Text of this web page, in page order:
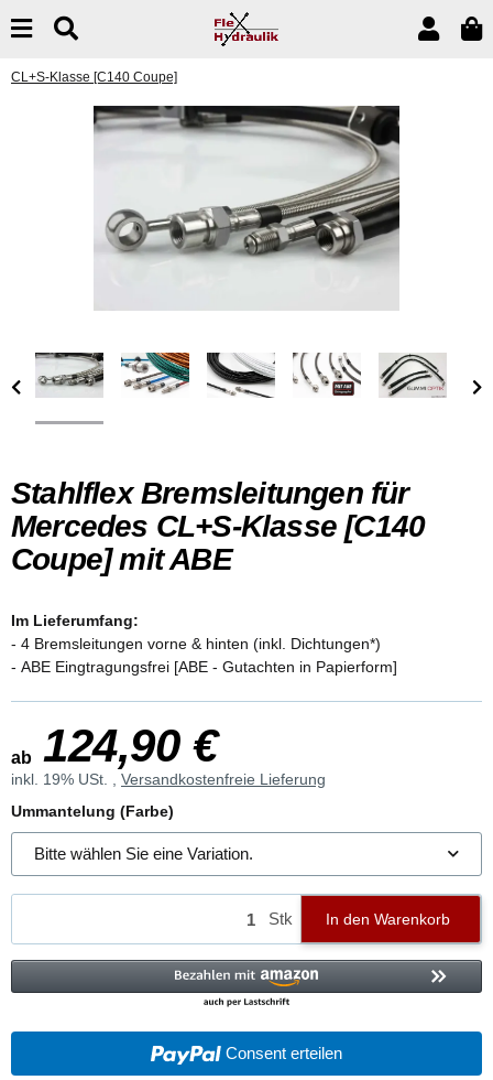
CL+S-Klasse [C140 Coupe]
Stahlflex Bremsleitungen für
Mercedes CL+S-Klasse [C140
Coupe] mit ABE
Im Lieferumfang:
- 4 Bremsleitungen vorne & hinten (inkl. Dichtungen*)
- ABE Eingtragungsfrei [ABE - Gutachten in Papierform]
ab 124,90 €
inkl. 19% USt. , Versandkostenfreie Lieferung
Ummantelung (Farbe)
Bitte wählen Sie eine Variation.
Stk In den Warenkorb
Consent erteilen